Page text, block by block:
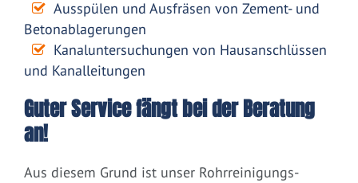
Ausspülen und Ausfräsen von Zement- und
Betonablagerungen
Kanaluntersuchungen von Hausanschlüssen
und Kanalleitungen
Guter Service fängt bei der Beratung
an!
Aus diesem Grund ist unser Rohrreinigungs-